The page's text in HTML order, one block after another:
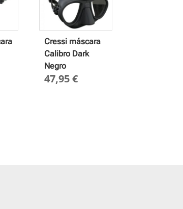
Cressi máscara
Calibro Dark
Negro
47,95€